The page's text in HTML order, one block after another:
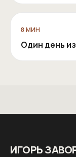
8 МИН
Один день
ИГОРЬ